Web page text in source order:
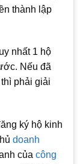
thành lập
nhất 1 hộ
Nếu đã
phải giải
ký hộ kinh
doanh
của công